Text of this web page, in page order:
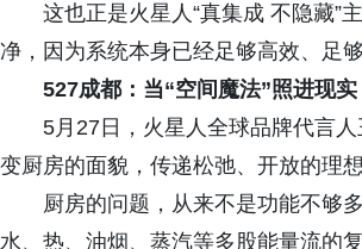
这也正是火星人“真集成 不隐藏”
净，因为系统本身已经足够高效、足
527成都：当“空间魔法”照进现实
5月27日，火星人全球品牌代言
变厨房的面貌，传递松弛、开放的理
厨房的问题，从来不是功能不够
水、热、油烟、蒸汽等多股能量流的复